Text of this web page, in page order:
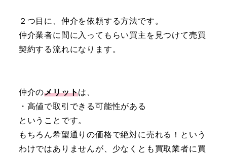
２つ目に、仲介を依頼する方法です。
仲介業者に間に入ってもらい買主を見つけて売買
契約する流れになります。
仲介のメリットは、
・高値で取引できる可能性がある
ということです。
もちろん希望通りの価格で絶対に売れる！という
わけではありませんが、少なくとも買取業者に買